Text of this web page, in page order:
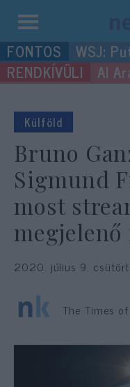
Kilépés
a
tartalomba
WSJ:
Al
Külföld
Bruno
Sigmund
most
2020. július 9.
The Times